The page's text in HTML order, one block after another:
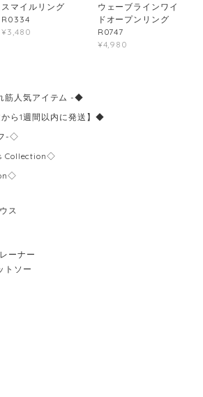
スマイルリング
R0334
¥3,480
ウェーブラインワイ
ドオープンリング
R0747
¥4,980
人気アイテム -◆
ら1週間以内に発送】◆
-◇
ス
ーナー
トソー